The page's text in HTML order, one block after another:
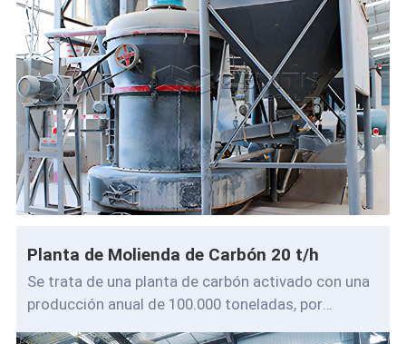
Planta de Molienda de Carbón 20 t/h
Se trata de una planta de carbón activado con una
producción anual de 100.000 toneladas, por